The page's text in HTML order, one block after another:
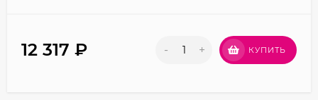
12 317 ₽ - + КУПИТЬ